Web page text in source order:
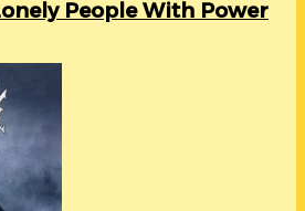
People With Power